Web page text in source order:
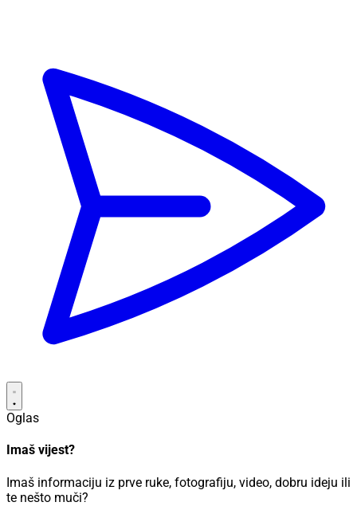
Oglas
Imaš vijest?
Imaš informaciju iz prve ruke, fotografiju, video, dobru ideju ili
te nešto muči?